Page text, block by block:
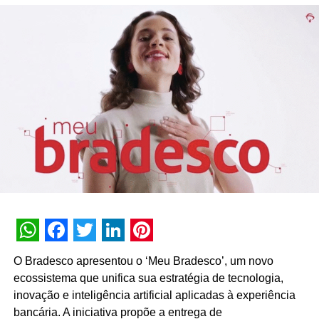
Apesar do grande potencial, a fundadora do Outdoor
Social, Emília Rabello, deixa o alerta: “O número de
empresas e marcas que anunciam e disponibilizam seus
produtos nas comunidades, pode ser muito maior. A
periferia e a favela são lugares de oportunidades incríveis
para aumentar o awareness das marcas e
consequentemente seus resultados comerciais. Os
moradores esperam encontrar nas suas proximidades
produtos e serviços de qualidade e pagam por isso,
entretanto, é necessário que eles conheçam as opções”.
reforça esse posicionamento mostrou que os públicos C,
D e E, presentes em grande parte da periferia,
representam 75% da população do país e têm potencial
de consumo de R$ 9,9 bilhões/ano.
As pesquisas Brand Lift lançadas oferecidas aos
WhatsApp
Facebook
Twitter
LinkedIn
Pinterest
O Bradesco apresentou o ‘Meu Bradesco’, um novo
ecossistema que unifica sua estratégia de tecnologia,
inovação e inteligência artificial aplicadas à experiência
bancária. A iniciativa propõe a entrega de